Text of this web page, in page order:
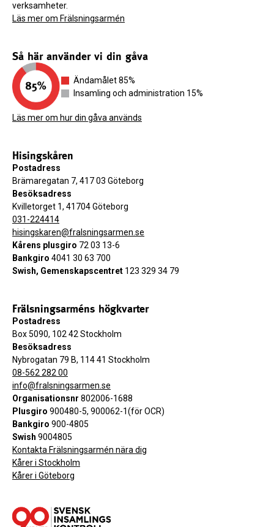
verksamheter.
Läs mer om Frälsningsarmén
Så här använder vi din gåva
Ändamålet 85%
Insamling och administration 15%
Läs mer om hur din gåva används
Hisingskåren
Postadress
Brämaregatan 7, 417 03 Göteborg
Besöksadress
Kvilletorget 1, 41704 Göteborg
031-224414
hisingskaren@fralsningsarmen.se
Kårens plusgiro 72 03 13-6
Bankgiro 4041 30 63 700
Swish, Gemenskapscentret 123 329 34 79
Frälsningsarméns högkvarter
Postadress
Box 5090, 102 42 Stockholm
Besöksadress
Nybrogatan 79 B, 114 41 Stockholm
08-562 282 00
info@fralsningsarmen.se
Organisationsnr 802006-1688
Plusgiro 900480-5, 900062-1(för OCR)
Bankgiro 900-4805
Swish 9004805
Kontakta Frälsningsarmén nära dig
Kårer i Stockholm
Kårer i Göteborg